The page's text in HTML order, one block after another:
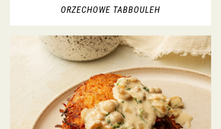
ORZECHOWE TABBOULEH